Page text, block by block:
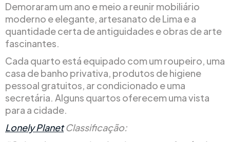
Demoraram um ano e meio a reunir mobiliário
moderno e elegante, artesanato de Lima e a
quantidade certa de antiguidades e obras de arte
fascinantes.
Cada quarto está equipado com um roupeiro, uma
casa de banho privativa, produtos de higiene
pessoal gratuitos, ar condicionado e uma
secretária. Alguns quartos oferecem uma vista
para a cidade.
Lonely PlanetClassificação: